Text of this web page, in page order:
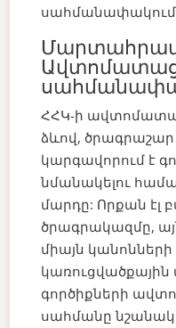
ՀՀԿ-ի
ձևով,
կարգավորում է
նմանակելու
մարդը: Որքան էլ
ծրագրակազմը,
միայն
գործիքների
սահմանը